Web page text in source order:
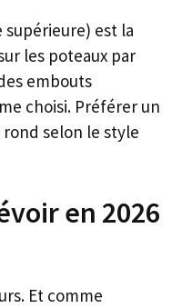
supérieure) est la
les poteaux par
embouts
choisi. Préférer un
rond selon le style
en 2026
Et comme